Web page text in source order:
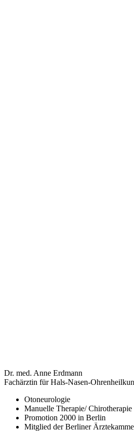
Dr. med. Anne Erdmann
Fachärztin für Hals-Nasen-
Otoneurologie
Manuelle Therapie/ Chirotherapie
Promotion 2000 in Berlin
Mitglied der Berliner